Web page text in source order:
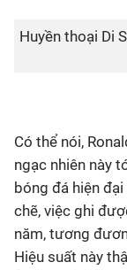
Huyền thoại Di
Có thể nói,
ngạc nhiên này
bóng đá hiện
chẽ, việc ghi
năm, tương
Hiệu suất này